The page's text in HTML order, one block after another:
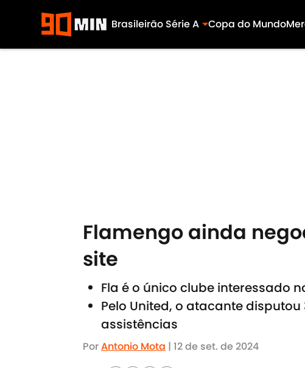
Brasileirão Série A Copa do Mundo
Flamengo ainda
site
Fla é o único clube interessado
Pelo United, o atacante
assistências
PorAntonio Mota | 12 de set. de 2024